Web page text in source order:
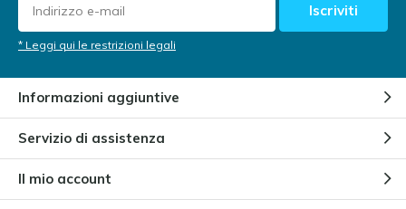
Iscriviti
* Leggi qui le restrizioni legali
Informazioni aggiuntive
Servizio di assistenza
Il mio account